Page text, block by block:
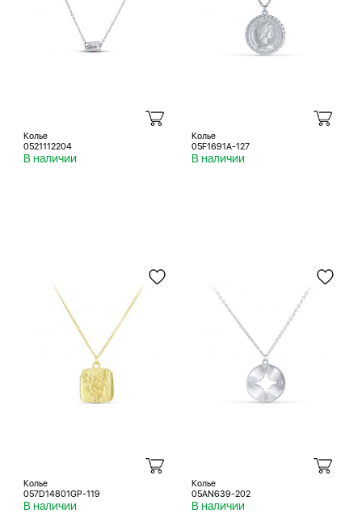
Колье
0521112204
В наличии
Колье
05F1691A-127
В наличии
Колье
057D14801GP-119
В наличии
Колье
05AN639-202
В наличии